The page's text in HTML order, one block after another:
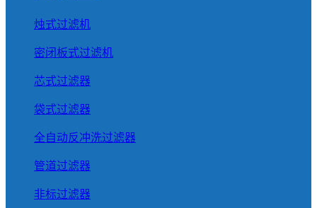
烛式过滤机
密闭板式过滤机
芯式过滤器
袋式过滤器
全自动反冲洗过滤器
管道过滤器
非标过滤器